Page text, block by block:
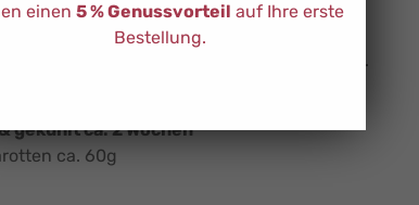
(z.B. Alufolie) für ca. 10 Minuten erwärmen.
den Beilagen servieren.
gekühlt ca. 2 Wochen
ca. 60g
einen 5 % Genussvorteil auf Ihre erste
Bestellung.